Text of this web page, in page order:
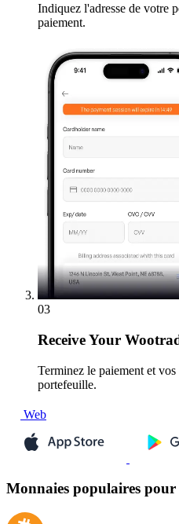
Indiquez l'adresse de votre
paiement.
03
ReceiveYour
Terminez le paiement et
portefeuille.
Web
Monnaies populaires